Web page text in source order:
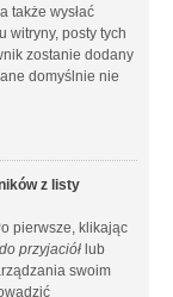
także wysłać
witryny, posty tych
zostanie dodany
domyślnie nie
z listy
pierwsze, klikając
przyjaciół lub
swoim